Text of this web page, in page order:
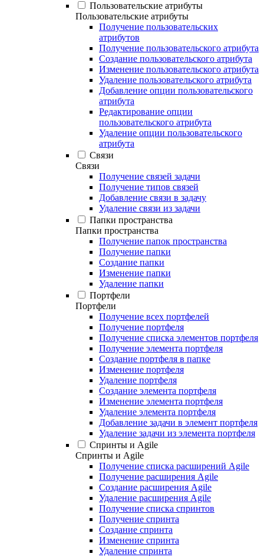
Пользовательские атрибуты
Пользовательские атрибуты
Получение пользовательских
атрибутов
Получение пользовательского атрибута
Создание пользовательского атрибута
Изменение пользовательского атрибута
Удаление пользовательского атрибута
Добавление опции пользовательского
атрибута
Редактирование опции
пользовательского атрибута
Удаление опции пользовательского
атрибута
Связи
Связи
Получение связей задачи
Получение типов связей
Добавление связи в задачу
Удаление связи из задачи
Папки пространства
Папки пространства
Получение папок пространства
Получение папки
Создание папки
Изменение папки
Удаление папки
Портфели
Портфели
Получение всех портфелей
Получение портфеля
Получение списка элементов портфеля
Получение элемента портфеля
Создание портфеля в папке
Изменение портфеля
Удаление портфеля
Создание элемента портфеля
Изменение элемента портфеля
Удаление элемента портфеля
Добавление задачи в элемент портфеля
Удаление задачи из элемента портфеля
Спринты и Agile
Спринты и Agile
Получение списка расширений Agile
Получение расширения Agile
Создание расширения Agile
Удаление расширения Agile
Получение списка спринтов
Получение спринта
Создание спринта
Изменение спринта
Удаление спринта